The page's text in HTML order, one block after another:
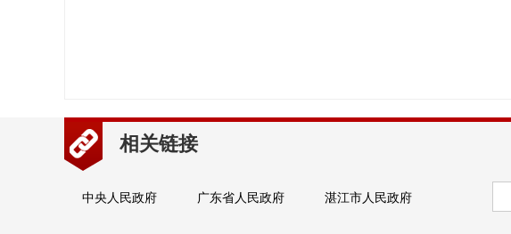
相关链接
中央人民政府 广东省人民政府 湛江市人民政府